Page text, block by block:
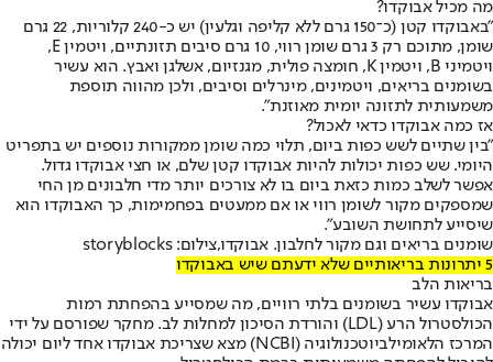
מה מכיל אבוקדו?
"באבוקדו קטן (כ־150 גרם ללא קליפה וגלעין) יש כ-240 קלוריות, 22 גרם
שומן, מתוכם רק 3 גרם שומן רווי, 10 גרם סיבים תזונתיים, ויטמין E,
ויטמיני B, ויטמין K, חומצה פולית, מגנזיום, אשלגן ואבץ. הוא עשיר
בשומנים בריאים, ויטמינים, מינרלים וסיבים, ולכן מהווה תוספת
משמעותית לתזונה יומית מאוזנת".
אז כמה אבוקדו כדאי לאכול?
"בין שתיים לשש כפות ביום, תלוי כמה שומן ממקורות נוספים יש בתפריט
היומי. שש כפות יכולות להיות אבוקדו קטן שלם, או חצי אבוקדו גדול.
אפשר לשלב כמות כזאת ביום בו לא צורכים יותר מדי חלבונים מן החי
שמספקים מקור לשומן רווי או אם ממעטים בפחמימות, כך האבוקדו הוא
שיסייע לתחושת השובע".
שומנים בריאים וגם מקור לחלבון. אבוקדו,צילום: storyblocks
5 יתרונות בריאותיים שלא ידעתם שיש באבוקדו
בריאות הלב
אבוקדו עשיר בשומנים בלתי רוויים, מה שמסייע בהפחתת רמות
הכולסטרול הרע (LDL) והורדת הסיכון למחלות לב. מחקר שפורסם על ידי
המרכז הלאומילביוטכנולוגיה (NCBI) מצא שצריכת אבוקדו אחד ליום יכולה